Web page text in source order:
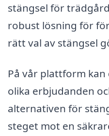
stängsel för
robust lösning för
rätt val av stängsel
På vår plattform
olika erbjudanden
alternativen för
steget mot en